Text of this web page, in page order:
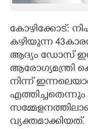
LITERATURE
ZOOM
CONTACT US
കോഴിക്കോട്:
കഴിയുന്ന
ആദ്യം ഡോസ്
ആരോഗ്യമന്ത്രി
നിന്ന്
എത്തിച്ചതെന്നും
വ്യക്തമാക്കിയത്.